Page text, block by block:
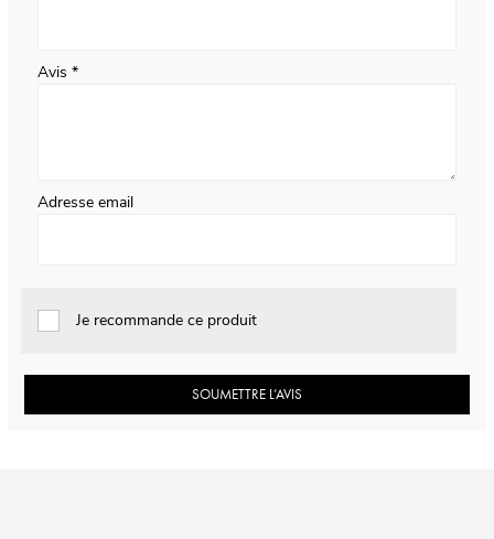
Avis
Adresse email
Je recommande ce produit
SOUMETTRE L’AVIS